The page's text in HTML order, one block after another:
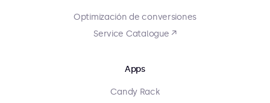
Optimización de conversiones
Service Catalogue ↗
Apps
Candy Rack